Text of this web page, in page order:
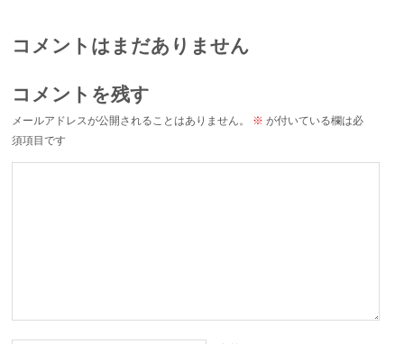
コメントはまだありません
コメントを残す
メールアドレスが公開されることはありません。 ※ が付いている欄は必
須項目です